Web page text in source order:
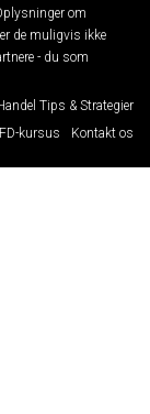
om
de muligvis ikke
- du som
Tips & Strategier
kursus
Kontakt os